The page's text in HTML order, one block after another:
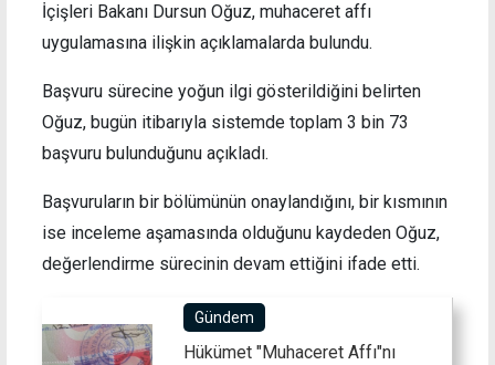
İçişleri Bakanı Dursun Oğuz, muhaceret affı
uygulamasına ilişkin açıklamalarda bulundu.
Başvuru sürecine yoğun ilgi gösterildiğini belirten
Oğuz, bugün itibarıyla sistemde toplam 3 bin 73
başvuru bulunduğunu açıkladı.
Başvuruların bir bölümünün onaylandığını, bir kısmının
ise inceleme aşamasında olduğunu kaydeden Oğuz,
değerlendirme sürecinin devam ettiğini ifade etti.
Gündem
Hükümet "Muhaceret Affı"nı